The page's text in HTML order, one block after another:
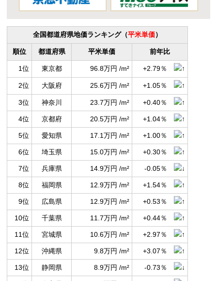
全国都道府県地価ランキング（平米単価）
順位 都道府県 平米単価 前年比
1位 東京都 96.8万円 /m² +2.79％
2位 大阪府 25.6万円 /m² +1.05％
3位 神奈川 23.7万円 /m² +0.40％
4位 京都府 20.5万円 /m² +1.04％
5位 愛知県 17.1万円 /m² +1.00％
6位 埼玉県 15.0万円 /m² +0.30％
7位 兵庫県 14.9万円 /m² -0.05％
8位 福岡県 12.9万円 /m² +1.54％
9位 広島県 12.9万円 /m² +0.53％
10位 千葉県 11.7万円 /m² +0.44％
11位 宮城県 10.6万円 /m² +2.97％
12位 沖縄県 9.8万円 /m² +3.07％
13位 静岡県 8.9万円 /m² -0.73％